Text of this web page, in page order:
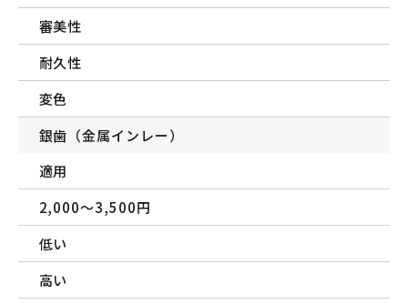
審美性
耐久性
変色
銀歯（金属インレー）
適用
2,000〜3,500円
低い
高い